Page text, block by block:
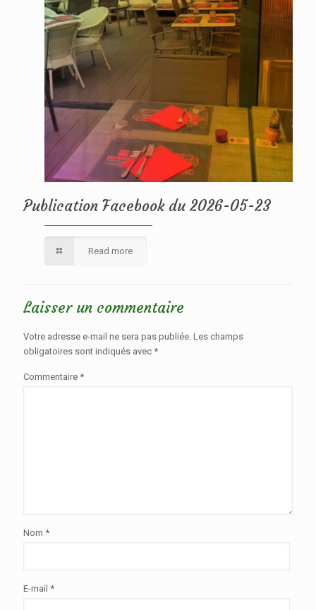
Publication Facebook du 2026-05-23
Read more
Laisser un commentaire
Votre adresse e-mail ne sera pas publiée. Les champs
obligatoires sont indiqués avec *
Commentaire *
Nom *
E-mail *